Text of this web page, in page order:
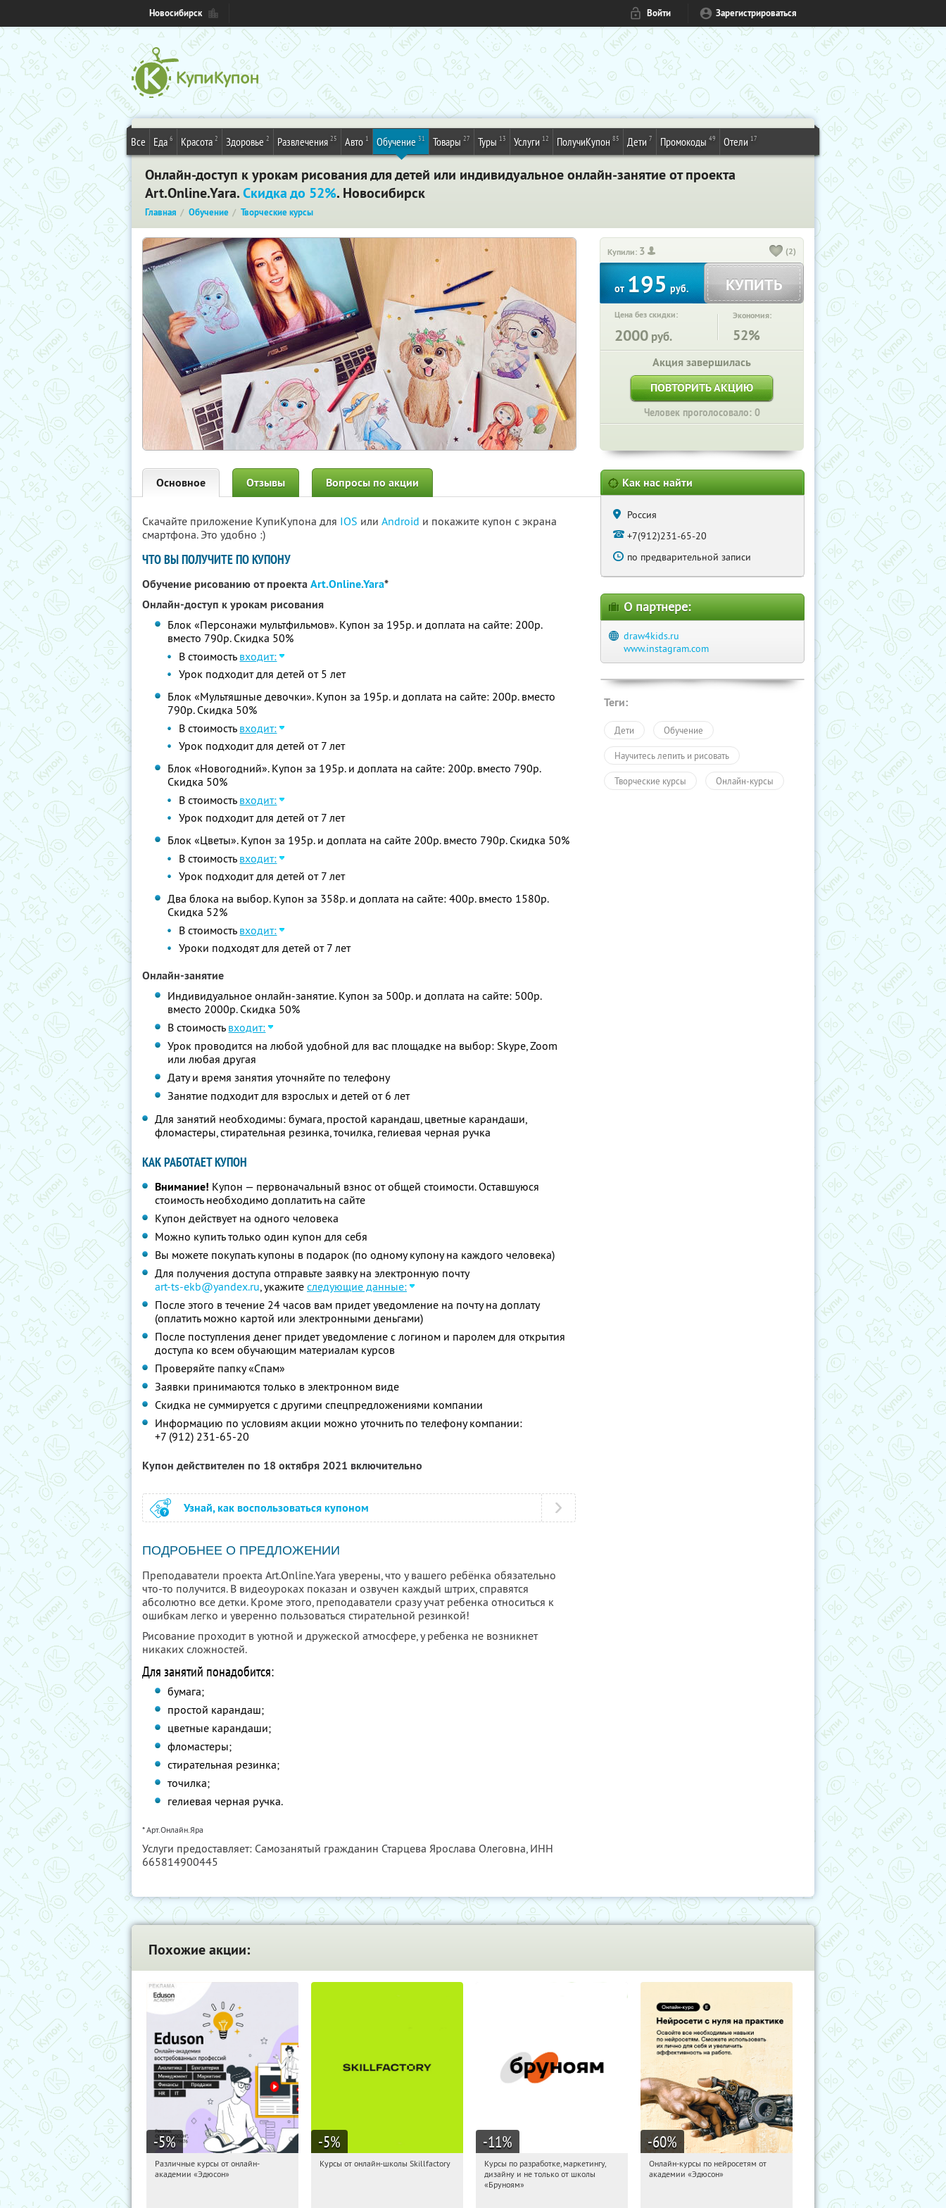
Новосибирск Войти Зарегистрироваться
Все Еда 6 Красота 2 Здоровье 2 Развлечения 25 Авто 1 Обучение 31 Товары 27 Туры 13 Услуги 12 ПолучиКупон 85 Дети 7 Промокоды 49 Отели 17
Онлайн-доступ к урокам рисования для детей или индивидуальное онлайн-занятие от проекта
Art.Online.Yara.Скидка до 52%. Новосибирск
Главная Обучение Творческие курсы
Купили: 3 (2)
от195руб. КУПИТЬ
Цена без скидки:
2000 руб.
Экономия:
52%
Акция завершилась
ПОВТОРИТЬ АКЦИЮ
Человек проголосовало: 0
Основное Отзывы Вопросы по акции
Скачайте приложение КупиКупона для IOS или Android и покажите купон с экрана
смартфона. Это удобно :)
ЧТО ВЫ ПОЛУЧИТЕ ПО КУПОНУ
Обучение рисованию от проектаArt.Online.Yara*
Онлайн-доступ к урокам рисования
Блок «Персонажи мультфильмов». Купон за 195р. и доплата на сайте: 200р.
вместо 790р. Скидка 50%
В стоимость входит:
Урок подходит для детей от 5 лет
Блок «Мультяшные девочки». Купон за 195р. и доплата на сайте: 200р. вместо
790р. Скидка 50%
В стоимость входит:
Урок подходит для детей от 7 лет
Блок «Новогодний». Купон за 195р. и доплата на сайте: 200р. вместо 790р.
Скидка 50%
В стоимость входит:
Урок подходит для детей от 7 лет
Блок «Цветы». Купон за 195р. и доплата на сайте 200р. вместо 790р. Скидка 50%
В стоимость входит:
Урок подходит для детей от 7 лет
Два блока на выбор. Купон за 358р. и доплата на сайте: 400р. вместо 1580р.
Скидка 52%
В стоимость входит:
Уроки подходят для детей от 7 лет
Онлайн-занятие
Индивидуальное онлайн-занятие. Купон за 500р. и доплата на сайте: 500р.
вместо 2000р. Скидка 50%
В стоимость входит:
Урок проводится на любой удобной для вас площадке на выбор: Skype, Zoom
или любая другая
Дату и время занятия уточняйте по телефону
Занятие подходит для взрослых и детей от 6 лет
Для занятий необходимы: бумага, простой карандаш, цветные карандаши,
фломастеры, стирательная резинка, точилка, гелиевая черная ручка
КАК РАБОТАЕТ КУПОН
Внимание! Купон — первоначальный взнос от общей стоимости. Оставшуюся
стоимость необходимо доплатить на сайте
Купон действует на одного человека
Можно купить только один купон для себя
Вы можете покупать купоны в подарок (по одному купону на каждого человека)
Для получения доступа отправьте заявку на электронную почту
art-ts-ekb@yandex.ru,укажите следующие данные:
После этого в течение 24 часов вам придет уведомление на почту на доплату
(оплатить можно картой или электронными деньгами)
После поступления денег придет уведомление с логином и паролем для открытия
доступа ко всем обучающим материалам курсов
Проверяйте папку «Спам»
Заявки принимаются только в электронном виде
Скидка не суммируется с другими спецпредложениями компании
Информацию по условиям акции можно уточнить по телефону компании:
+7 (912) 231-65-20
Купон действителен по 18 октября 2021 включительно
Узнай, как воспользоваться купоном
ПОДРОБНЕЕ О ПРЕДЛОЖЕНИИ
Преподаватели проекта Art.Online.Yara уверены, что у вашего ребёнка обязательно
что-то получится. В видеоуроках показан и озвучен каждый штрих, справятся
абсолютно все детки. Кроме этого, преподаватели сразу учат ребенка относиться к
ошибкам легко и уверенно пользоваться стирательной резинкой!
Рисование проходит в уютной и дружеской атмосфере, у ребенка не возникнет
никаких сложностей.
Для занятий понадобится:
бумага;
простой карандаш;
цветные карандаши;
фломастеры;
стирательная резинка;
точилка;
гелиевая черная ручка.
* Арт.Онлайн.Яра
Услуги предоставляет: Самозанятый гражданин Старцева Ярослава Олеговна, ИНН
665814900445
Как нас найти
Россия
+7(912)231-65-20
по предварительной записи
О партнере:
draw4kids.ru
www.instagram.com
Теги:
Дети Обучение
Научитесь лепить и рисовать
Творческие курсы Онлайн-курсы
Похожие акции:
-5%
06:25:53 Получили:
Различные курсы от онлайн-
академии «Эдюсон»
-5%
06:25:53
Получи первым!
Курсы от онлайн-школы Skillfactory
-11%
06:25:53
Получи первым!
Россия
Курсы по разработке, маркетингу,
дизайну и не только от школы
«Бруноям»
-60%
06:25:53 Получили:
Онлайн-курсы по нейросетям от
академии «Эдюсон»